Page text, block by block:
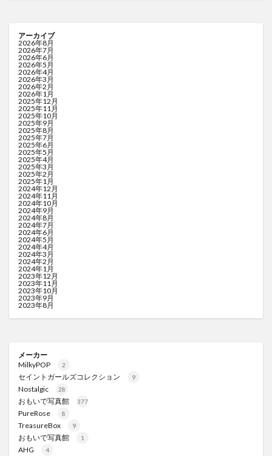
アーカイブ
2026年8月
2026年7月
2026年6月
2026年5月
2026年4月
2026年3月
2026年2月
2026年1月
2025年12月
2025年11月
2025年10月
2025年9月
2025年8月
2025年7月
2025年6月
2025年5月
2025年4月
2025年3月
2025年2月
2025年1月
2024年12月
2024年11月
2024年10月
2024年9月
2024年8月
2024年7月
2024年6月
2024年5月
2024年4月
2024年3月
2024年2月
2024年1月
2023年12月
2023年11月
2023年10月
2023年9月
2023年8月
メーカー
MilkyPOP
2
セイントガールズコレクション 9
Nostalgic 28
おもいで写真館 377
PureRose 8
TreasureBox 9
おもいで写真館 1
AHG 4